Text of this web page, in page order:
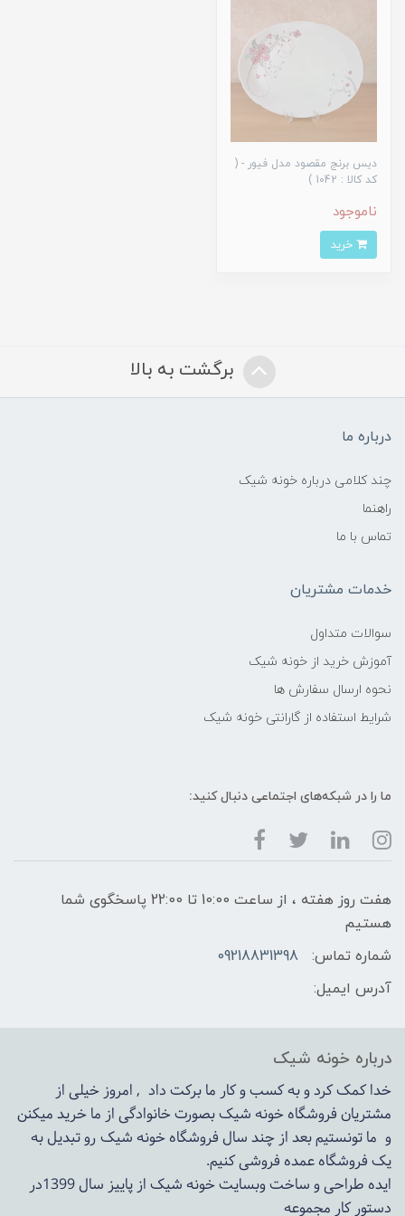
دیس برنج مقصود مدل فیور - (
کد کالا : 1042 )
ناموجود
برگشت به بالا
درباره ما
چند کلامی درباره خونه شیک
راهنما
تماس با ما
خدمات مشتریان
سوالات متداول
آموزش خرید از خونه شیک
نحوه ارسال سفارش ها
شرایط استفاده از گارانتی خونه شیک
ما را در شبکه‌های اجتماعی دنبال کنید:
هفت روز هفته ، از ساعت 10:00 تا 22:00 پاسخگوی شما
هستیم
شماره تماس:
09218831398
آدرس ایمیل:
درباره خونه شیک
خدا کمک کرد و به کسب و کار ما برکت داد , امروز خیلی از
مشتریان فروشگاه خونه شیک بصورت خانوادگی از ما خرید میکنن
و ما تونستیم بعد از چند سال فروشگاهخونه شیکرو تبدیل به
یک فروشگاه عمده فروشی کنیم.
ایده طراحی و ساخت وبسایت خونه شیک از پاییز سال 1399در
دستور کار مجموعه